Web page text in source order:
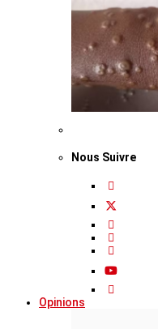
Nous Suivre
Opinions